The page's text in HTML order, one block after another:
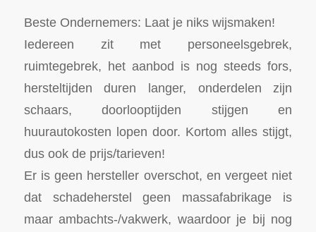
Beste Ondernemers: Laat je niks wijsmaken!
Iedereen zit met personeelsgebrek,
ruimtegebrek, het aanbod is nog steeds fors,
hersteltijden duren langer, onderdelen zijn
schaars, doorlooptijden stijgen en
huurautokosten lopen door. Kortom alles stijgt,
dus ook de prijs/tarieven!
Er is geen hersteller overschot, en vergeet niet
dat schadeherstel geen massafabrikage is
maar ambachts-/vakwerk, waardoor je bij nog